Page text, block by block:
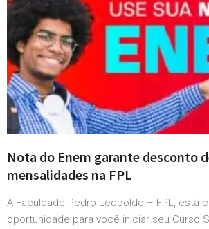
Nota do Enem garante desconto
mensalidades na FPL
A Faculdade Pedro Leopoldo – FPL, está
oportunidade para você iniciar seu Curso